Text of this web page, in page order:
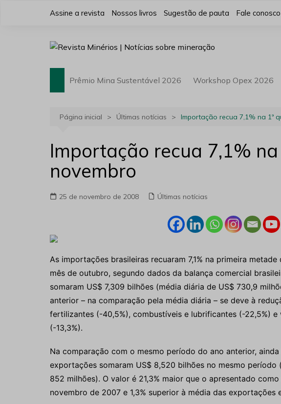
Assine a revista Nossos livros Sugestão de pauta Fale conosco
Prêmio Mina Sustentável 2026 Workshop Opex 2026
Página inicial Últimas notícias Importação recua 7,1% na 1ª
Importação recua 7,1%
novembro
25 de novembro de 2008 Últimas notícias
As importações brasileiras recuaram 7,1% na primeira
mês de outubro, segundo dados da balança comercial
somaram US$ 7,309 bilhões (média diária de US$ 730,9
anterior – na comparação pela média diária – se deve à
fertilizantes (-40,5%), combustíveis e lubrificantes (-22,5%)
(-13,3%).
Na comparação com o mesmo período do ano anterior,
exportações somaram US$ 8,520 bilhões no mesmo período
852 milhões). O valor é 21,3% maior que o apresentado
novembro de 2007 e 1,3% superior à média das exportações